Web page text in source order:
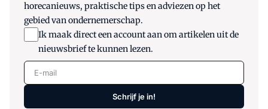
horecanieuws, praktische tips en adviezen op het
gebied van ondernemerschap.
Ik maak direct een account aan om artikelen uit de
nieuwsbrief te kunnen lezen.
E-mail
Schrijf je in!